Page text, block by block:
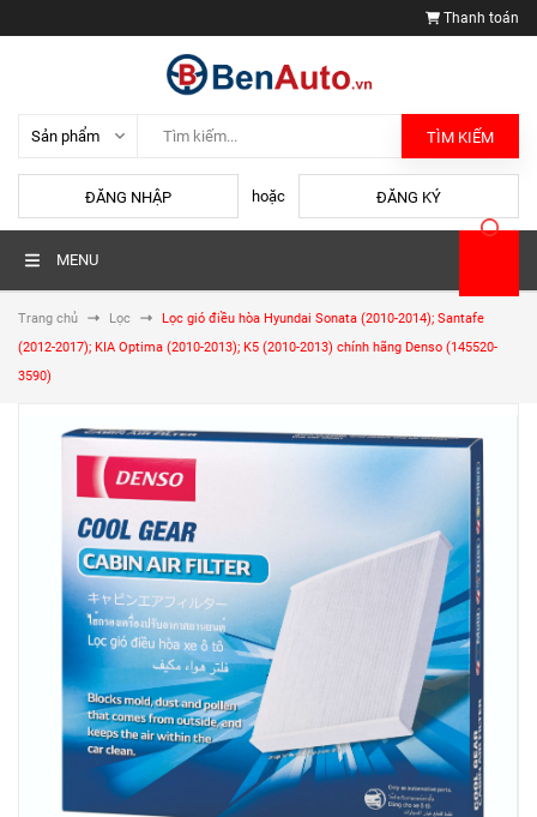
Thanh toán
TÌM KIẾM
ĐĂNG NHẬP hoặc ĐĂNG KÝ
MENU
Trang chủ Lọc
Lọc gió điều hòa Hyundai Sonata (2010-2014); Santafe
(2012-2017); KIA Optima (2010-2013); K5 (2010-2013) chính hãng Denso (145520-
3590)